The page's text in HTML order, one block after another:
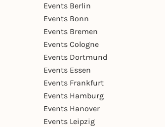
Events Berlin
Events Bonn
Events Bremen
Events Cologne
Events Dortmund
Events Essen
Events Frankfurt
Events Hamburg
Events Hanover
Events Leipzig